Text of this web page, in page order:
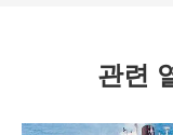
관련